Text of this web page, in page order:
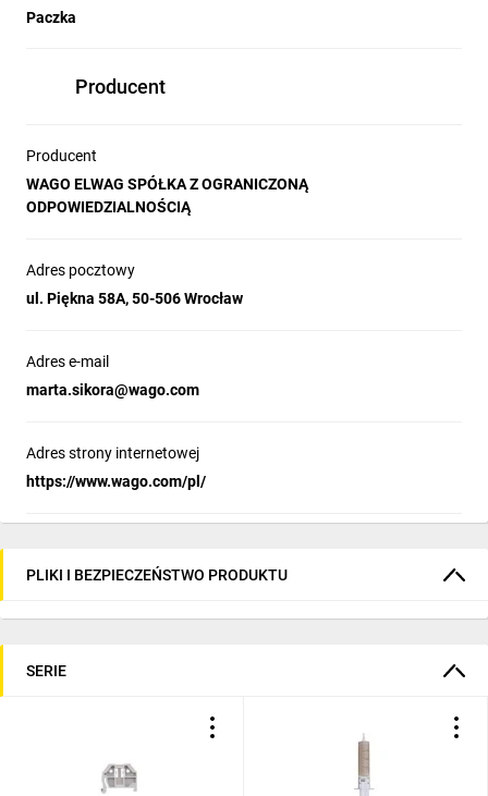
Paczka
Producent
Producent
WAGO ELWAG SPÓŁKA Z OGRANICZONĄ
ODPOWIEDZIALNOŚCIĄ
Adres pocztowy
ul. Piękna 58A, 50-506 Wrocław
Adres e-mail
marta.sikora@wago.com
Adres strony internetowej
https://www.wago.com/pl/
PLIKI I BEZPIECZEŃSTWO PRODUKTU
SERIE